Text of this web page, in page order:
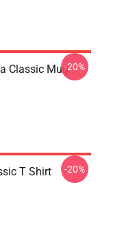
Classic Mug-20%
T Shirt
-20%